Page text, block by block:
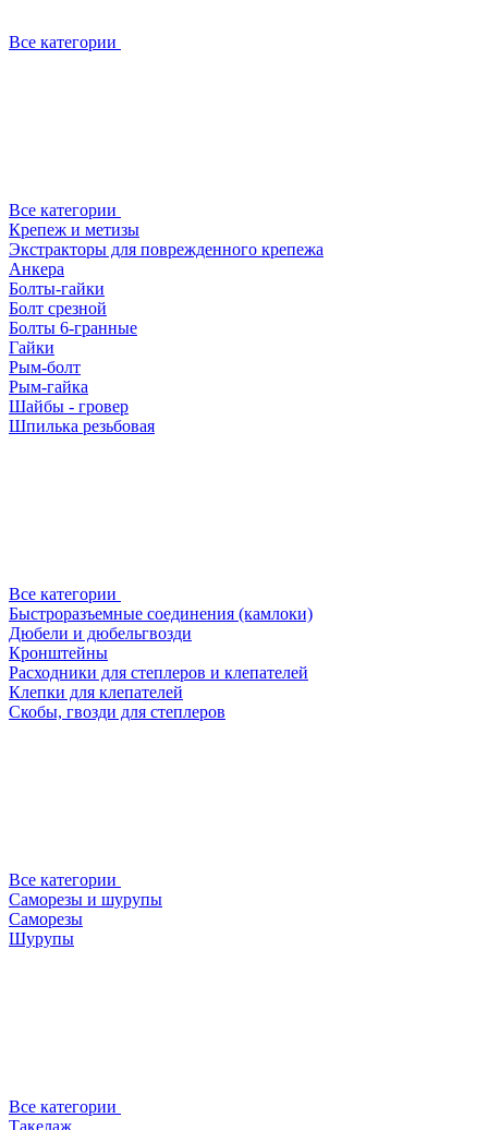
Все категории
Все категории
Крепеж и метизы
Экстракторы для поврежденного крепежа
Анкера
Болты-гайки
Болт срезной
Болты 6-гранные
Гайки
Рым-болт
Рым-гайка
Шайбы - гровер
Шпилька резьбовая
Все категории
Быстроразъемные соединения (камлоки)
Дюбели и дюбельгвозди
Кронштейны
Расходники для степлеров и клепателей
Клепки для клепателей
Скобы, гвозди для степлеров
Все категории
Саморезы и шурупы
Саморезы
Шурупы
Все категории
Такелаж